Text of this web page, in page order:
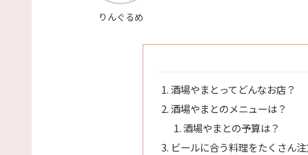
りんぐるめ
酒場やまとってどんなお店？
酒場やまとのメニューは？
酒場やまとの予算は？
ビールに合う料理をたくさん